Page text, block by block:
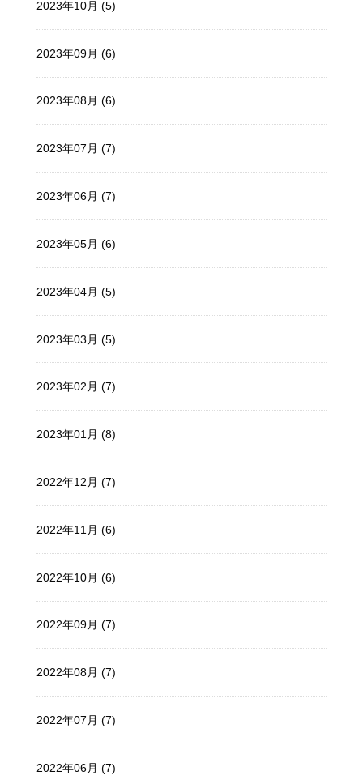
2023年10月 (5)
2023年09月 (6)
2023年08月 (6)
2023年07月 (7)
2023年06月 (7)
2023年05月 (6)
2023年04月 (5)
2023年03月 (5)
2023年02月 (7)
2023年01月 (8)
2022年12月 (7)
2022年11月 (6)
2022年10月 (6)
2022年09月 (7)
2022年08月 (7)
2022年07月 (7)
2022年06月 (7)